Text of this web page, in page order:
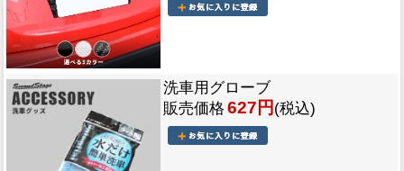
洗車用グローブ
販売価格 627円 (税込)